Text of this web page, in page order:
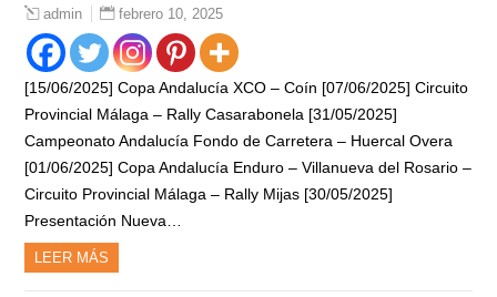
admin febrero 10, 2025
[15/06/2025] Copa Andalucía XCO – Coín [07/06/2025] Circuito
Provincial Málaga – Rally Casarabonela [31/05/2025]
Campeonato Andalucía Fondo de Carretera – Huercal Overa
[01/06/2025] Copa Andalucía Enduro – Villanueva del Rosario –
Circuito Provincial Málaga – Rally Mijas [30/05/2025]
Presentación Nueva…
LEER MÁS